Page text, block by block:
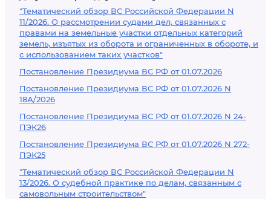
"Тематический обзор ВС Российской Федерации N
11/2026. О рассмотрении судами дел, связанных с
правами на земельные участки отдельных категорий
земель, изъятых из оборота и ограниченных в обороте, и
с использованием таких участков"
Постановление Президиума ВС РФ от 01.07.2026
Постановление Президиума ВС РФ от 01.07.2026 N
18А/2026
Постановление Президиума ВС РФ от 01.07.2026 N 24-
ПЭК26
Постановление Президиума ВС РФ от 01.07.2026 N 272-
ПЭК25
"Тематический обзор ВС Российской Федерации N
13/2026. О судебной практике по делам, связанным с
самовольным строительством"